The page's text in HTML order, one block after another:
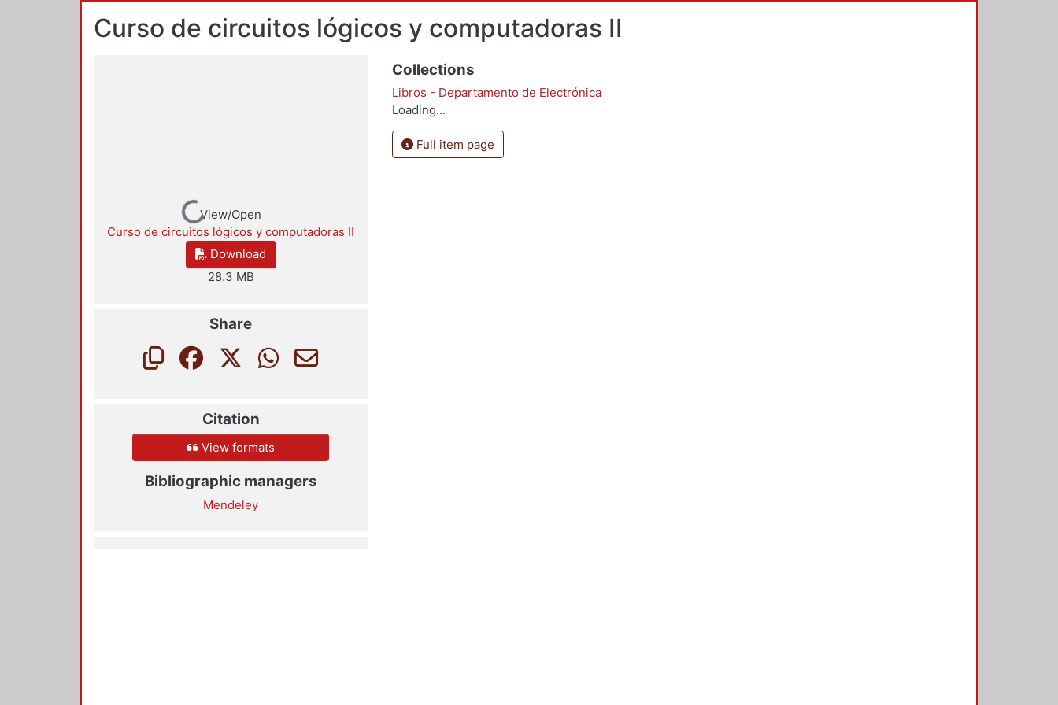
Curso de circuitos lógicos y computadoras II
Loading...
View/Open
Curso de circuitos lógicos y computadoras II
Download
28.3 MB
Share
Citation
View formats
Bibliographic managers
Mendeley
Collections
Libros - Departamento de Electrónica
Loading...
Full item page